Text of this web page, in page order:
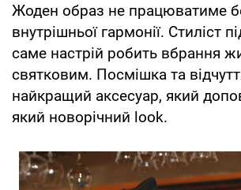
Жоден образ не працюватиме
внутрішньої гармонії. Стиліст
саме настрій робить вбрання
святковим. Посмішка та
найкращий аксесуар, який
який новорічний look.